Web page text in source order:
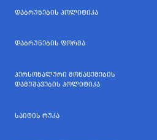
ᲓᲐᲑᲠᲣᲜᲔᲑᲘᲡ ᲞᲝᲚᲘᲢᲘᲙᲐ
ᲓᲐᲑᲠᲣᲜᲔᲑᲘᲡ ᲤᲝᲠᲛᲐ
ᲞᲔᲠᲡᲝᲜᲐᲚᲣᲠᲘ ᲛᲝᲜᲐᲪᲔᲛᲔᲑᲘᲡ
ᲓᲐᲛᲣᲨᲐᲕᲔᲑᲘᲡ ᲞᲝᲚᲘᲢᲘᲙᲐ
ᲡᲐᲘᲢᲘᲡ ᲠᲣᲙᲐ